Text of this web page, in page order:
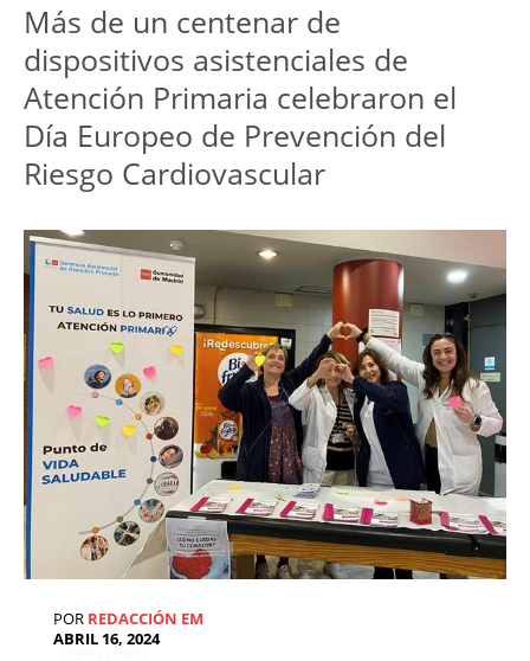
Más de un centenar de
dispositivos asistenciales de
Atención Primaria celebraron el
Día Europeo de Prevención del
Riesgo Cardiovascular
POR REDACCIÓN EM
ABRIL 16, 2024